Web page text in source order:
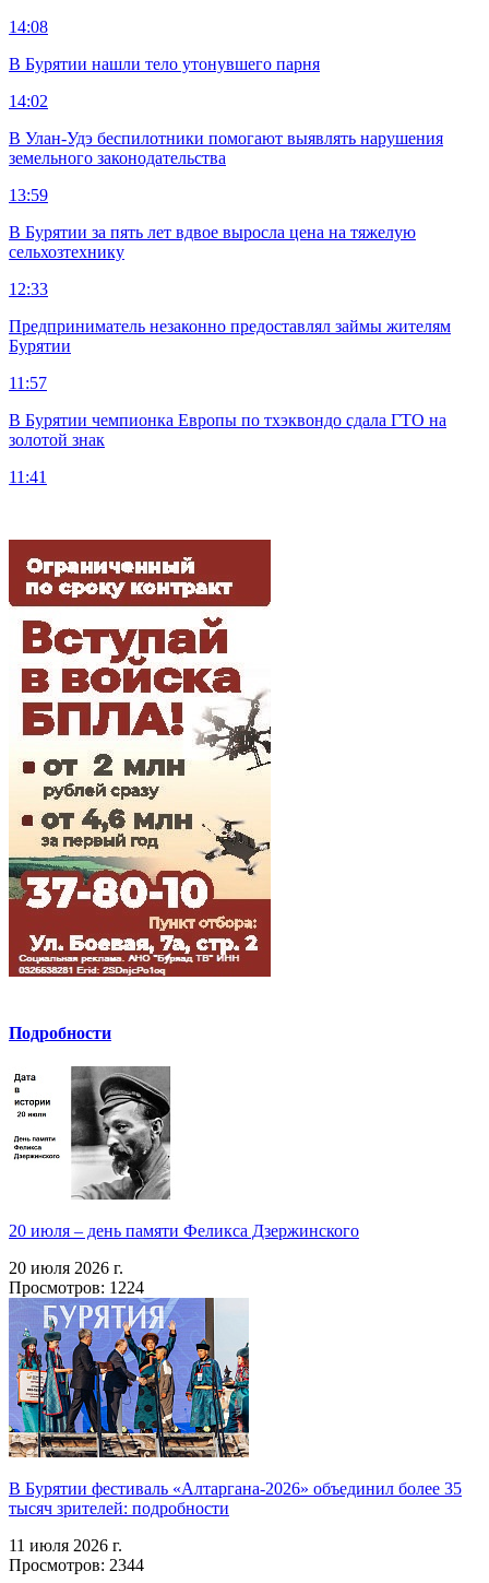
14:08
В Бурятии нашли тело утонувшего парня
14:02
В Улан-Удэ беспилотники помогают выявлять нарушения
земельного законодательства
13:59
В Бурятии за пять лет вдвое выросла цена на тяжелую
сельхозтехнику
12:33
Предприниматель незаконно предоставлял займы жителям
Бурятии
11:57
В Бурятии чемпионка Европы по тхэквондо сдала ГТО на
золотой знак
11:41
Подробности
20 июля – день памяти Феликса Дзержинского
20 июля 2026 г.
Просмотров: 1224
В Бурятии фестиваль «Алтаргана-2026» объединил более 35
тысяч зрителей: подробности
11 июля 2026 г.
Просмотров: 2344